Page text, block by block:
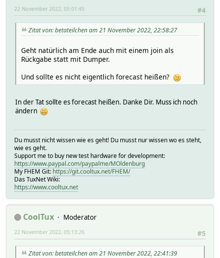
#4
22 November 2022, 05:01:45
Zitat von: betateilchen am 21 November 2022, 22:58:27
Geht natürlich am Ende auch mit einem join als
Rückgabe statt mit Dumper.
Und sollte es nicht eigentlich forecast heißen?
In der Tat sollte es forecast heißen. Danke Dir. Muss ich noch
ändern
Du musst nicht wissen wie es geht! Du musst nur wissen wo es steht,
wie es geht.
Support me to buy new test hardware for development:
https://www.paypal.com/paypalme/MOldenburg
My FHEM Git: https://git.cooltux.net/FHEM/
Das TuxNet Wiki:
https://www.cooltux.net
CoolTux
Moderator
#5
22 November 2022, 05:13:26
Zitat von: betateilchen am 21 November 2022, 22:41:39